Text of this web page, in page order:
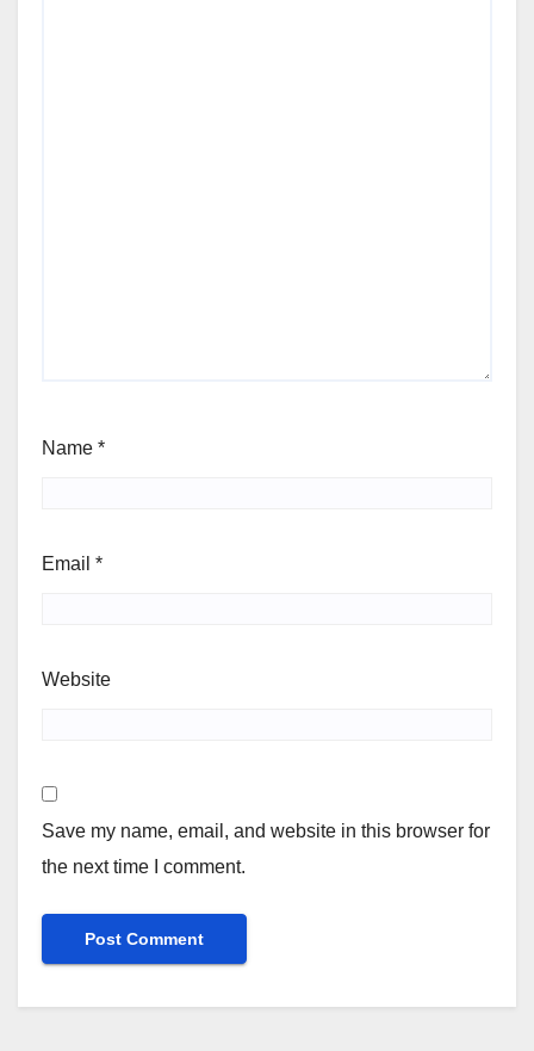
Name *
Email *
Website
Save my name, email, and website in this browser for
the next time I comment.